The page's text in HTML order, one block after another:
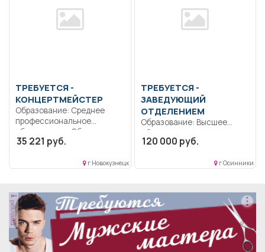
ТРЕБУЕТСЯ -
КОНЦЕРТМЕЙСТЕР
Образование: Среднее
профессиональное
образование.. Обеспечение
профессионального
35 221 руб.
г Новокузнецк
ТРЕБУЕТСЯ -
ЗАВЕДУЮЩИЙ
ОТДЕЛЕНИЕМ
Образование: Высшее
образование — подготовка
кадров высшей
120 000 руб.
г Осинники
реклама